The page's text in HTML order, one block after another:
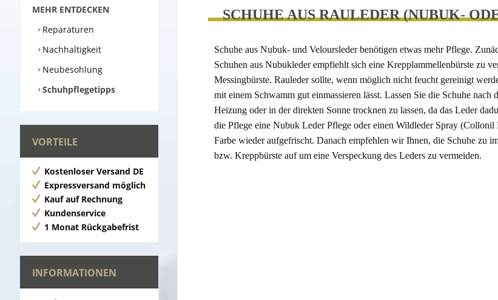
MEHR ENTDECKEN
Reparaturen
Nachhaltigkeit
Neubesohlung
Schuhpflegetipps
VORTEILE
Kostenloser Versand DE
Expressversand möglich
Kauf auf Rechnung
Kundenservice
1 Monat Rückgabefrist
INFORMATIONEN
SCHUHE AUS RAULEDER (NUBUK-
Schuhe aus Nubuk- und Veloursleder benötigen etwas mehr Pflege.
Schuhen aus Nubukleder empfiehlt sich eine Krepplammellenbürste zu
Messingbürste. Rauleder sollte, wenn möglich nicht feucht gereinigt
mit einem Schwamm gut einmassieren lässt. Lassen Sie die Schuhe
Heizung oder in der direkten Sonne trocknen zu lassen, da das Leder
die Pflege eine Nubuk Leder Pflege oder einen Wildleder Spray
Farbe wieder aufgefrischt. Danach empfehlen wir Ihnen, die Schuhe zu
bzw. Kreppbürste auf um eine Verspeckung des Leders zu vermeiden.